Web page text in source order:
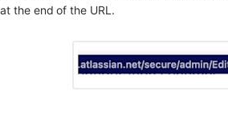
the end of the URL.